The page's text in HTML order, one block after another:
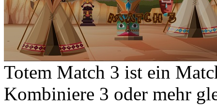
Totem Match 3 ist ein
Kombiniere 3 oder mehr